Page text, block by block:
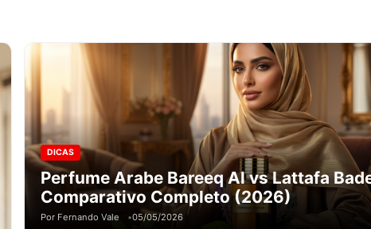
DICAS
Perfume Arabe Bareeq Al vs Lattafa
Comparativo Completo (2026)
Por Fernando Vale 05/05/2026